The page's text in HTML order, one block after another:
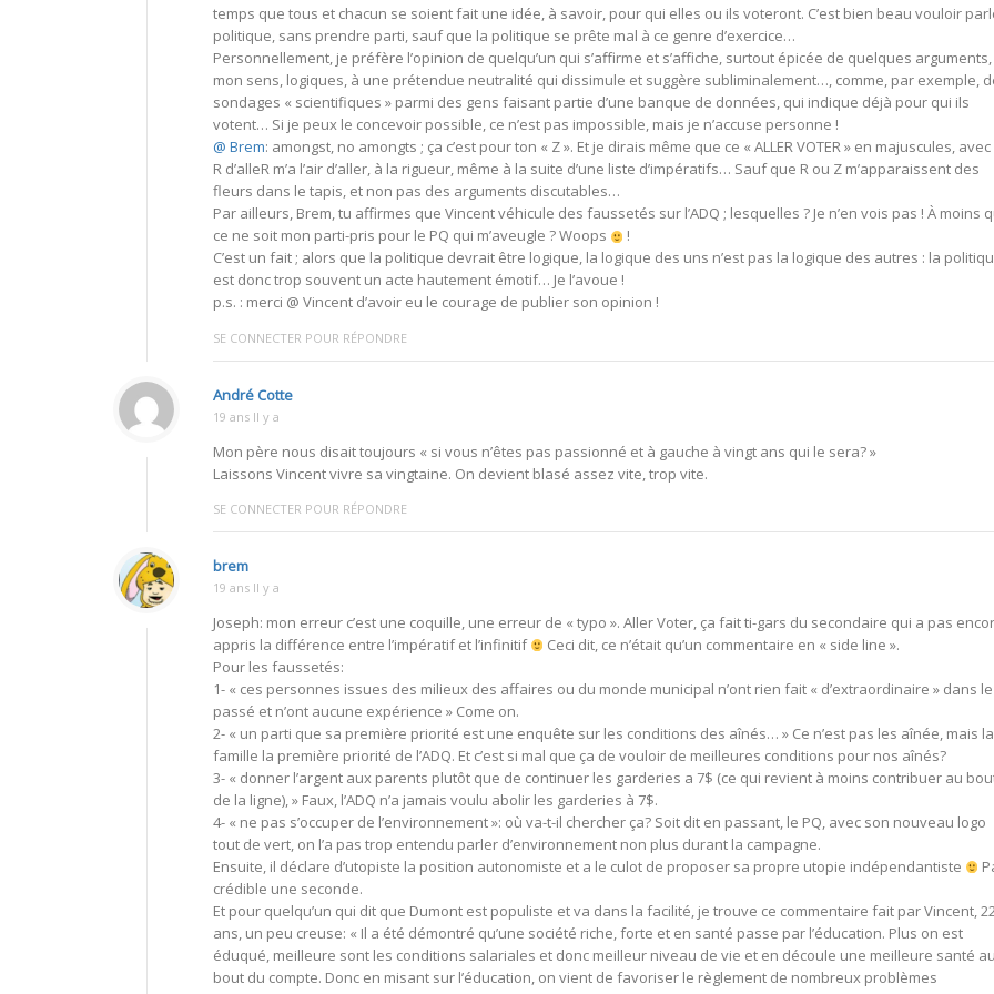
temps que tous et chacun se soient fait une idée, à savoir, pour qui elles ou ils voteront. C’est bien beau vouloir
politique, sans prendre parti, sauf que la politique se prête mal à ce genre d’exercice…
Personnellement, je préfère l’opinion de quelqu’un qui s’affirme et s’affiche, surtout épicée de quelques arguments,
mon sens, logiques, à une prétendue neutralité qui dissimule et suggère subliminalement…, comme, par exemple,
sondages « scientifiques » parmi des gens faisant partie d’une banque de données, qui indique déjà pour qui ils
votent… Si je peux le concevoir possible, ce n’est pas impossible, mais je n’accuse personne !
@ Brem: amongst, no amongts ; ça c’est pour ton « Z ». Et je dirais même que ce « ALLER VOTER » en majuscules, avec
R d’alleR m’a l’air d’aller, à la rigueur, même à la suite d’une liste d’impératifs… Sauf que R ou Z m’apparaissent des
fleurs dans le tapis, et non pas des arguments discutables…
Par ailleurs, Brem, tu affirmes que Vincent véhicule des faussetés sur l’ADQ ; lesquelles ? Je n’en vois pas ! À moins
ce ne soit mon parti-pris pour le PQ qui m’aveugle ? Woops
!
C’est un fait ; alors que la politique devrait être logique, la logique des uns n’est pas la logique des autres : la
est donc trop souvent un acte hautement émotif… Je l’avoue !
p.s. : merci @ Vincent d’avoir eu le courage de publier son opinion !
SE CONNECTER POUR RÉPONDRE
André Cotte
19 ans Il y a
Mon père nous disait toujours « si vous n’êtes pas passionné et à gauche à vingt ans qui le sera? »
Laissons Vincent vivre sa vingtaine. On devient blasé assez vite, trop vite.
SE CONNECTER POUR RÉPONDRE
brem
19 ans Il y a
Joseph: mon erreur c’est une coquille, une erreur de « typo ». Aller Voter, ça fait ti-gars du secondaire qui a pas
appris la différence entre l’impératif et l’infinitif
Ceci dit, ce n’était qu’un commentaire en « side line ».
Pour les faussetés:
1- « ces personnes issues des milieux des affaires ou du monde municipal n’ont rien fait « d’extraordinaire » dans le
passé et n’ont aucune expérience » Come on.
2- « un parti que sa première priorité est une enquête sur les conditions des aînés… » Ce n’est pas les aînée, mais la
famille la première priorité de l’ADQ. Et c’est si mal que ça de vouloir de meilleures conditions pour nos aînés?
3- « donner l’argent aux parents plutôt que de continuer les garderies a 7$ (ce qui revient à moins contribuer au
de la ligne), » Faux, l’ADQ n’a jamais voulu abolir les garderies à 7$.
4- « ne pas s’occuper de l’environnement »: où va-t-il chercher ça? Soit dit en passant, le PQ, avec son nouveau logo
tout de vert, on l’a pas trop entendu parler d’environnement non plus durant la campagne.
Ensuite, il déclare d’utopiste la position autonomiste et a le culot de proposer sa propre utopie indépendantiste
crédible une seconde.
Et pour quelqu’un qui dit que Dumont est populiste et va dans la facilité, je trouve ce commentaire fait par Vincent,
ans, un peu creuse: « Il a été démontré qu’une société riche, forte et en santé passe par l’éducation. Plus on est
éduqué, meilleure sont les conditions salariales et donc meilleur niveau de vie et en découle une meilleure santé au
bout du compte. Donc en misant sur l’éducation, on vient de favoriser le règlement de nombreux problèmes